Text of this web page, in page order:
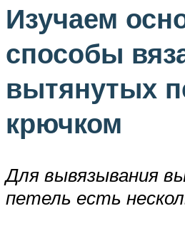
Изучаем
способы
вытянутых
крючком
Для вывязывания
петель есть